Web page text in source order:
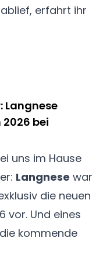
erfahrt ihr
Langnese
bei
uns im Hause
Langnese war
die neuen
vor. Und eines
kommende